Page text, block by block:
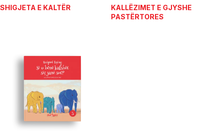
SHIGJETA E KALTËR
KALLËZIMET E GJYSHE
PASTËRTORES